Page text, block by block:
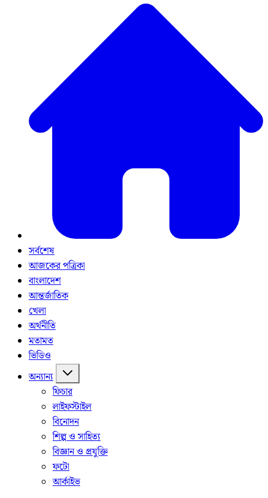
সর্বশেষ
আজকের পত্রিকা
বাংলাদেশ
আন্তর্জাতিক
খেলা
অর্থনীতি
মতামত
ভিডিও
অন্যান্য
ফিচার
লাইফস্টাইল
বিনোদন
শিল্প ও সাহিত্য
বিজ্ঞান ও প্রযুক্তি
ফটো
আর্কাইভ